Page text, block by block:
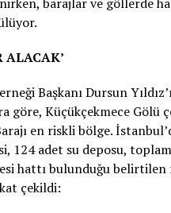
ALACAK’
Başkanı Dursun
göre, Küçükçekmece Gölü
en riskli bölge.
124 adet su deposu,
hattı bulunduğu belirtilen
çekildi: